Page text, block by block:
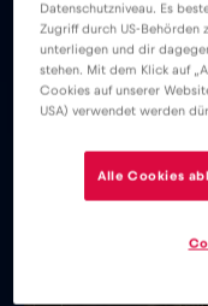
Datenschutzniveau. Es
Zugriff durch US-Behörden
unterliegen und dir
stehen. Mit dem Klick auf
Cookies auf unserer
USA) verwendet werden
Alle Cookies